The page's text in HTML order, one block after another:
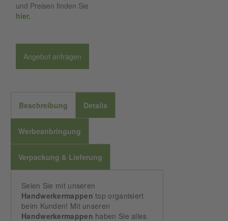
und Preisen finden Sie
hier.
Angebot anfragen
Beschreibung Details
Werbeanbringung
Verpackung & Lieferung
Seien Sie mit unseren
Handwerkermappen top organisiert
beim Kunden! Mit unseren
Handwerkermappen haben Sie alles